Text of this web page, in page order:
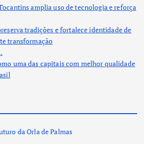
amplia uso de tecnologia e reforça
tradições e fortalece identidade de
transformação
uma das capitais com melhor qualidade
da Orla de Palmas